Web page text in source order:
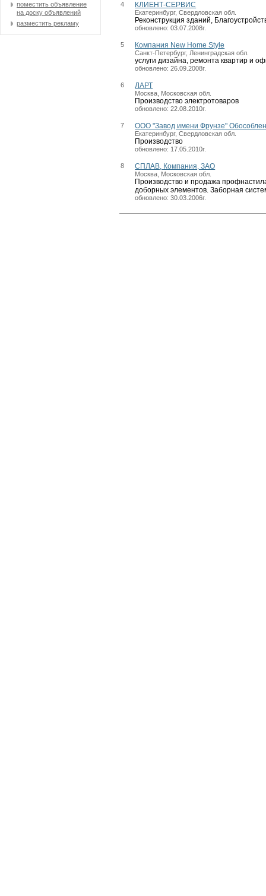
поместить объявление
на доску объявлений
разместить рекламу
4 КЛИЕНТ-СЕРВИС
Екатеринбург, Свердловская обл.
Реконструкция зданий,
обновлено: 03.07.2008г.
5 Компания New Home Style
Санкт-Петербург, Ленинградская обл.
услуги дизайна, ремонта квартир и
обновлено: 26.09.2008г.
6 ЛАРТ
Москва, Московская обл.
Производство электротоваров
обновлено: 22.08.2010г.
7 ООО "Завод имени Фрунзе"
Екатеринбург, Свердловская обл.
Производство
обновлено: 17.05.2010г.
8 СПЛАВ, Компания, ЗАО
Москва, Московская обл.
Производство и продажа
доборных элементов. Заборная
обновлено: 30.03.2006г.